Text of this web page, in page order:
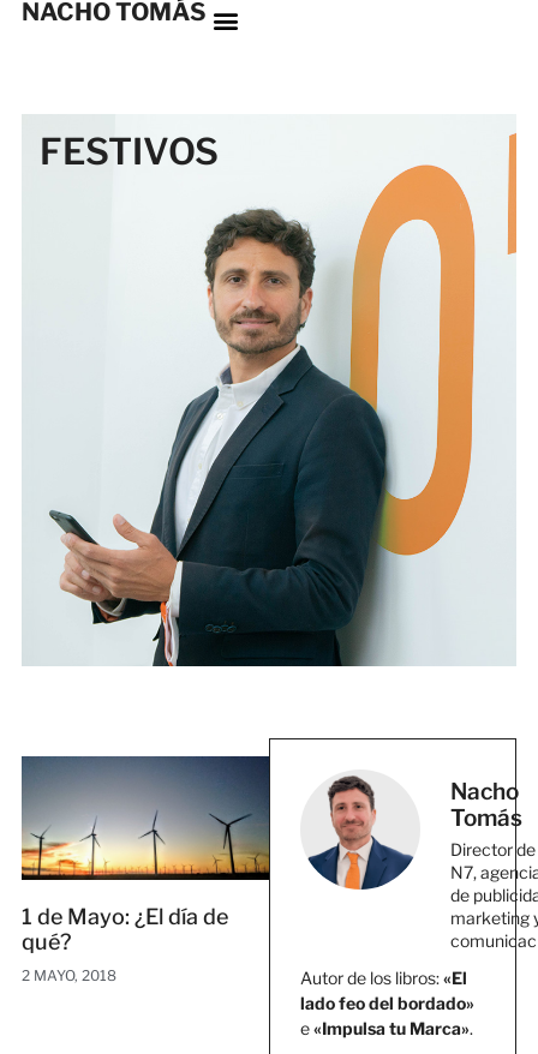
NACHO TOMÁS
FESTIVOS
1 de Mayo: ¿El día de
qué?
2 MAYO, 2018
Nacho
Tomás
Director de
N7,
de
marketing
Autor de los libros:«El
lado feo del bordado»
e«Impulsa tu Marca».